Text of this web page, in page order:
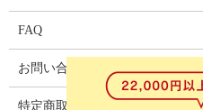
FAQ
お問い合わせ
特定商取引法に基づく表記